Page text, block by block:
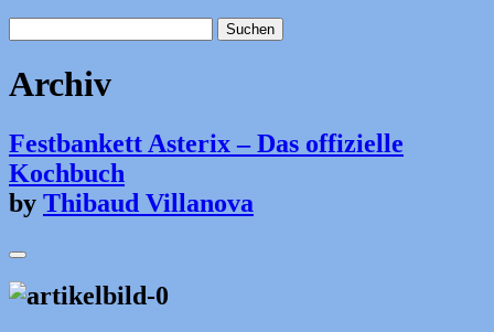
nach:
Archiv
Festbankett Asterix – Das offizielle
Kochbuch
by Thibaud Villanova